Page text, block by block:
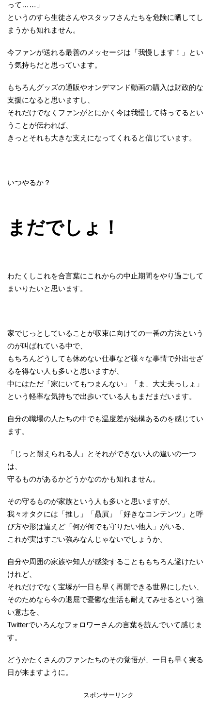
って……」
というのすら生徒さんやスタッフさんたちを危険に晒してし
まうかも知れません。
今ファンが送れる最善のメッセージは「我慢します！」とい
う気持ちだと思っています。
もちろんグッズの通販やオンデマンド動画の購入は財政的な
支援になると思いますし、
それだけでなくファンがとにかく今は我慢して待ってるとい
うことが伝われば、
きっとそれも大きな支えになってくれると信じています。
いつやるか？
まだでしょ！
わたくしこれを合言葉にこれからの中止期間をやり過ごして
まいりたいと思います。
家でじっとしていることが収束に向けての一番の方法という
のが叫ばれている中で、
もちろんどうしても休めない仕事など様々な事情で外出せざ
るを得ない人も多いと思いますが、
中にはただ「家にいてもつまんない」「ま、大丈夫っしょ」
という軽率な気持ちで出歩いている人もまだまだいます。
自分の職場の人たちの中でも温度差が結構あるのを感じてい
ます。
「じっと耐えられる人」とそれができない人の違いの一つ
は、
守るものがあるかどうかなのかも知れません。
その守るものが家族という人も多いと思いますが、
我々オタクには「推し」「贔屓」「好きなコンテンツ」と呼
び方や形は違えど「何が何でも守りたい他人」がいる、
これが実はすごい強みなんじゃないでしょうか。
自分や周囲の家族や知人が感染することももちろん避けたい
けれど、
それだけでなく宝塚が一日も早く再開できる世界にしたい、
そのためなら今の退屈で憂鬱な生活も耐えてみせるという強
い意志を、
Twitterでいろんなフォロワーさんの言葉を読んでいて感じま
す。
どうかたくさんのファンたちのその覚悟が、一日も早く実る
日が来ますように。
スポンサーリンク